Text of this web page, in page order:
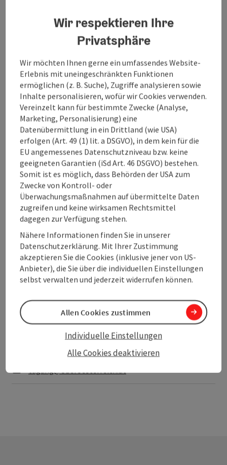
vorheriges Element
nächstes Element
Vernetzung als zentraler Schlüssel
Bereits derSzenario Reportdes Convention Bureau
Oberösterreich aus dem Jahr 2020 zeigte als zentrale
Erkenntnis auf, dass Kooperationen und Netzwerke
zukünftig an Bedeutung gewinnen werden. In den
vergangenen Monaten wurde deutlich, dass durch die
Kombination mit der angespannten Personalsituation, die
Abwicklung der Veranstaltungen unternehmensintern oft
schwierig umzusetzen sind. Daher werden Kooperationen,
Zusammenschlüsse und Netzwerke immer wichtiger.
Weiterführende Links:
Convention Bureau Oberösterreich
Convention Bureau Oberösterreich
Ingrid Pichler, MBA und Daniela Groffner, MA
+43 732 7277-581
tagung@oberoesterreich.at
Wir respektieren Ihre
Privatsphäre
Wir möchten Ihnen gerne ein umfassendes Website-
Erlebnis mit uneingeschränkten Funktionen
ermöglichen (z. B. Suche), Zugriffe analysieren sowie
Inhalte personalisieren, wofür wir Cookies verwenden.
Vereinzelt kann für bestimmte Zwecke (Analyse,
Marketing, Personalisierung) eine
Datenübermittlung in ein Drittland (wie USA)
erfolgen (Art. 49 (1) lit. a DSGVO), in dem kein für die
EU angemessenes Datenschutzniveau bzw. keine
geeigneten Garantien (iSd Art. 46 DSGVO) bestehen.
Somit ist es möglich, dass Behörden der USA zum
Zwecke von Kontroll- oder
Überwachungsmaßnahmen auf übermittelte Daten
zugreifen und keine wirksamen Rechtsmittel
dagegen zur Verfügung stehen.
Nähere Informationen finden Sie in unserer
Datenschutzerklärung. Mit Ihrer Zustimmung
akzeptieren Sie die Cookies (inklusive jener von US-
Anbieter), die Sie über die individuellen Einstellungen
selbst verwalten und jederzeit widerrufen können.
Alle Cookies deaktivieren
Individuelle Einstellungen
Allen Cookies zustimmen